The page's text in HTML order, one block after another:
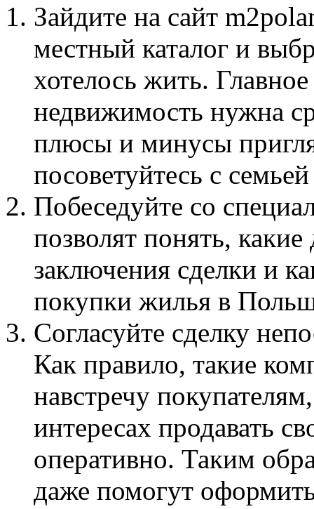
Зайдите на сайт
местный каталог и
хотелось жить.
недвижимость нужна
плюсы и минусы
посоветуйтесь с
Побеседуйте со
позволят понять,
заключения сделки и
покупки жилья в
Согласуйте сделку
Как правило, такие
навстречу
интересах продавать
оперативно. Таким
даже помогут